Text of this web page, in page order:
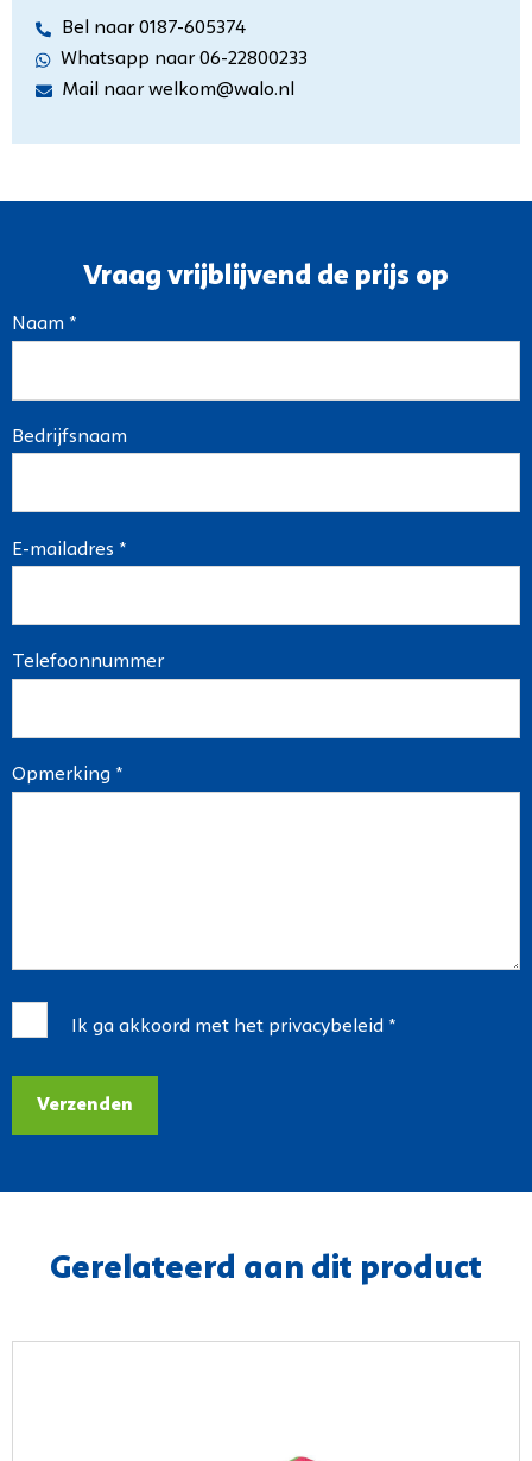
Bel naar 0187-605374
Whatsapp naar 06-22800233
Mail naar welkom@walo.nl
Vraag vrijblijvend de prijs op
Naam *
Bedrijfsnaam
E-mailadres *
Telefoonnummer
Opmerking *
Ik ga akkoord met het privacybeleid *
Verzenden
Gerelateerd aan dit product